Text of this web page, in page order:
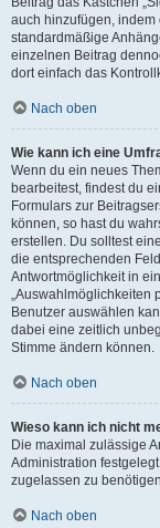
auch hinzufügen,
standardmäßige
einzelnen Beitrag
dort einfach das
Nach oben
Wie kann ich eine
Wenn du ein neues
bearbeitest, findest du
Formulars zur
können, so hast du
erstellen. Du solltest
die entsprechenden
Antwortmöglichkeit in
„Auswahlmöglichkeiten
Benutzer auswählen
dabei eine zeitlich
Stimme ändern können.
Nach oben
Wieso kann ich nicht
Die maximal zulässige
Administration
zugelassen zu
Nach oben